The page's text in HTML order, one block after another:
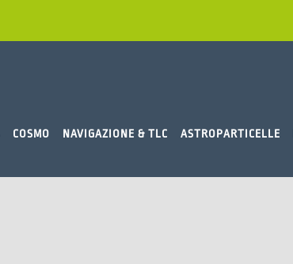
COSMO NAVIGAZIONE & TLC ASTROPARTICELLE